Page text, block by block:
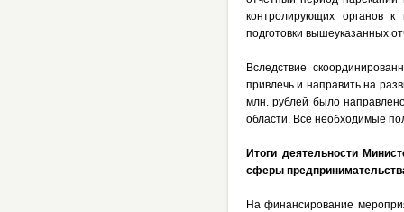
контролирующих органов
подготовки вышеуказанных
Вследствие
привлечь и направить на
млн. рублей было
области. Все необходимые
Итоги деятельности
сферы
На финансирование